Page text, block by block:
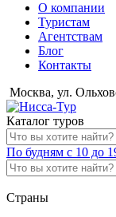
О компании
Туристам
Агентствам
Блог
Контакты
Москва, ул.
Каталог туров
По будням с 10 до
Страны